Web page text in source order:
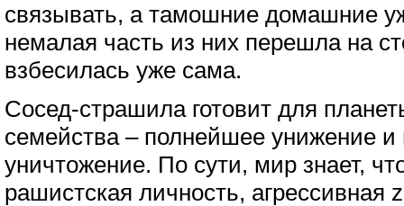
связывать, а тамошние домашние
немалая часть из них перешла на
взбесилась уже сама.
Сосед-страшила готовит для
семейства – полнейшее унижение и
уничтожение. По сути, мир знает,
рашистская личность, агрессивная